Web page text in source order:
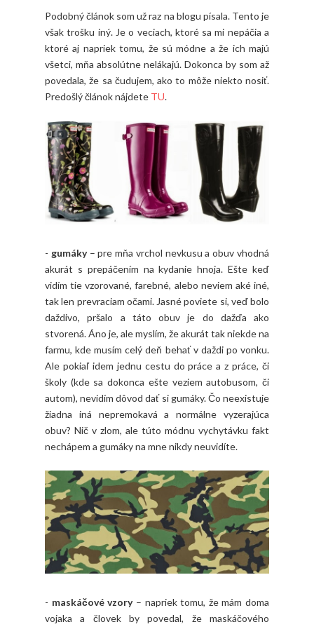
Podobný článok som už raz na blogu písala. Tento je
však trošku iný. Je o veciach, ktoré sa mi nepáčia a
ktoré aj napriek tomu, že sú módne a že ich majú
všetci, mňa absolútne nelákajú. Dokonca by som až
povedala, že sa čudujem, ako to môže niekto nosiť.
Predošlý článok nájdete TU.
- gumáky – pre mňa vrchol nevkusu a obuv vhodná
akurát s prepáčením na kydanie hnoja. Ešte keď
vidím tie vzorované, farebné, alebo neviem aké iné,
tak len prevraciam očami. Jasné poviete si, veď bolo
daždivo, pršalo a táto obuv je do dažďa ako
stvorená. Áno je, ale myslím, že akurát tak niekde na
farmu, kde musím celý deň behať v daždi po vonku.
Ale pokiaľ idem jednu cestu do práce a z práce, či
školy (kde sa dokonca ešte veziem autobusom, či
autom), nevidím dôvod dať si gumáky. Čo neexistuje
žiadna iná nepremokavá a normálne vyzerajúca
obuv? Nič v zlom, ale túto módnu vychytávku fakt
nechápem a gumáky na mne nikdy neuvidíte.
- maskáčové vzory– napriek tomu, že mám doma
vojaka a človek by povedal, že maskáčového